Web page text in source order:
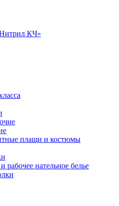
КЧ»
плащи и костюмы
рабочее нательное белье